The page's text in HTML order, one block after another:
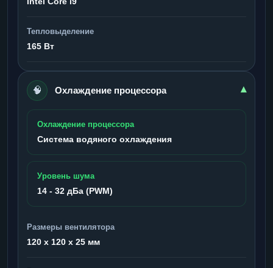
Тепловыделение
165 Вт
🧠 Охлаждение процессора ▾
Охлаждение процессора
Система водяного охлаждения
Уровень шума
14 - 32 дБа (PWM)
Размеры вентилятора
120 x 120 x 25 мм